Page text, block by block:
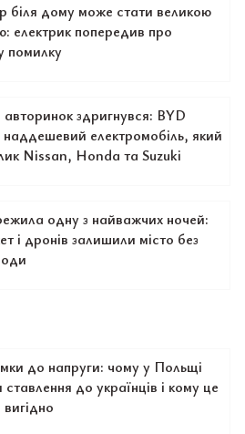
біля дому може стати великою
електрик попередив про
помилку
здригнувся: BYD
наддешевий електромобіль, який
Nissan, Honda та Suzuki
одну з найважчих ночей:
і дронів залишили місто без
до напруги: чому у Польщі
ставлення до українців і кому це